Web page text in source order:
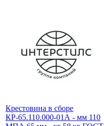
Крестовина в сборе
КР-65.110.000-01А - мм 110